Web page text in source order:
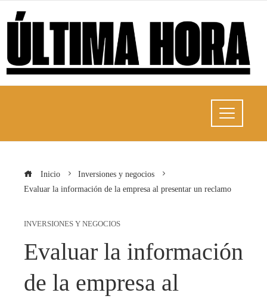
Inicio
Inversiones y negocios
Evaluar la información de la empresa al presentar un reclamo
INVERSIONES Y NEGOCIOS
Evaluar la información
de la empresa al